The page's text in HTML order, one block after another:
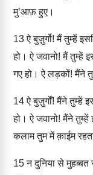
मु’आफ़ हुए।
13ऐ बुज़ुर्गो! मैं तुम्हें
हो। ऐ जवानो! मैं तुम्हें
गए हो। ऐ लड़कों! मैंने
14ऐ बुज़ुर्गों! मैंने तुम्हें
हो। ऐ जवानो! मैंने
कलाम तुम में क़ाईम
15न दुनिया से